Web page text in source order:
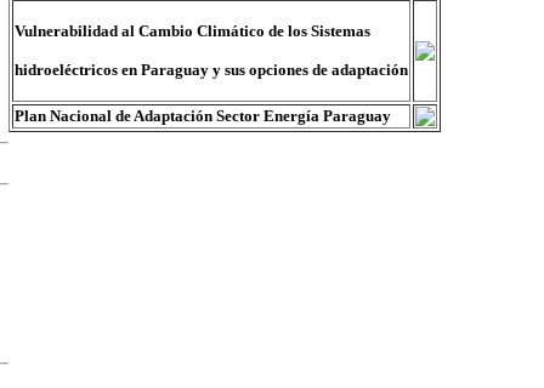
Vulnerabilidad al Cambio Climático de los Sistemas
hidroeléctricos en Paraguay y sus opciones de adaptación
Plan Nacional de Adaptación Sector Energía Paraguay